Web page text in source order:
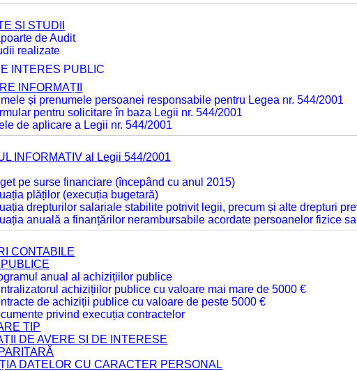
ȘI STUDII
de Audit
realizate
INTERES PUBLIC
INFORMAȚII
și prenumele persoanei responsabile pentru Legea nr. 544/2001
pentru solicitare în baza Legii nr. 544/2001
de aplicare a Legii nr. 544/2001
INFORMATIV al Legii 544/2001
pe surse financiare (începând cu anul 2015)
plăților (execuția bugetară)
drepturilor salariale stabilite potrivit legii, precum și alte drepturi
anuală a finanțărilor nerambursabile acordate persoanelor fizice
CONTABILE
anual al achizițiilor publice
achizițiilor publice cu valoare mai mare de 5000 €
de achiziții publice cu valoare de peste 5000 €
privind execuția contractelor
TIP
DE AVERE ȘI DE INTERESE
DATELOR CU CARACTER PERSONAL